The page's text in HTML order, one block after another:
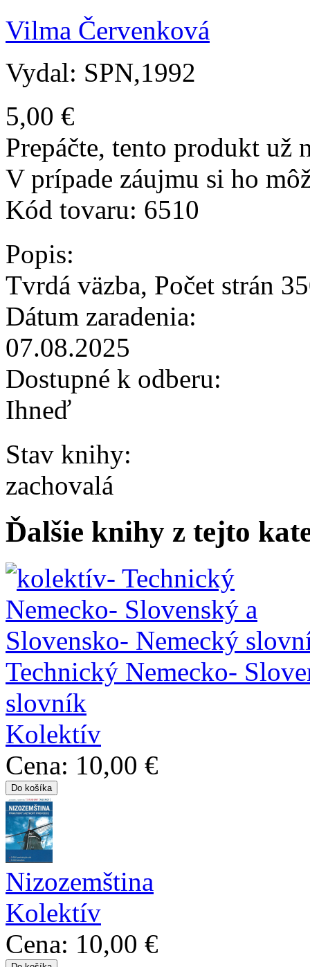
Vilma Červenková
Vydal: SPN,1992
5,00 €
Prepáčte, tento produkt už
V prípade záujmu si ho
Kód tovaru: 6510
Popis:
Tvrdá väzba, Počet strán
Dátum zaradenia:
07.08.2025
Dostupné k odberu:
Ihneď
Stav knihy:
zachovalá
Ďalšie knihy z tejto
Technický Nemecko-
slovník
Kolektív
Cena: 10,00 €
Nizozemština
Kolektív
Cena: 10,00 €